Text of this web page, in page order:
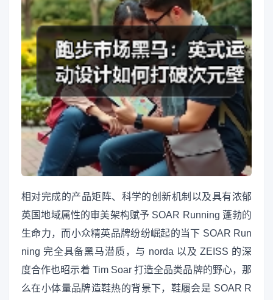
相对完成的产品矩阵、科学的创新机制以及具有浓郁
英国地域属性的审美架构赋予 SOAR Running 蓬勃的
生命力，而小众精英品牌纷纷崛起的当下 SOAR Run
ning 完全具备黑马潜质，与 norda 以及 ZEISS 的深
度合作也昭示着 Tim Soar 打造全品类品牌的野心，那
么在小体量品牌造鞋热的背景下，鞋履会是 SOAR R